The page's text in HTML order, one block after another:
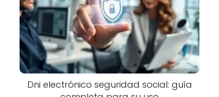
Dni electrónico seguridad social: guía